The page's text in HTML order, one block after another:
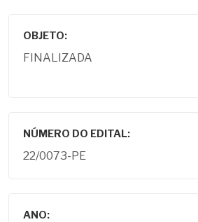
OBJETO:
FINALIZADA
NÚMERO DO EDITAL:
22/0073-PE
ANO: